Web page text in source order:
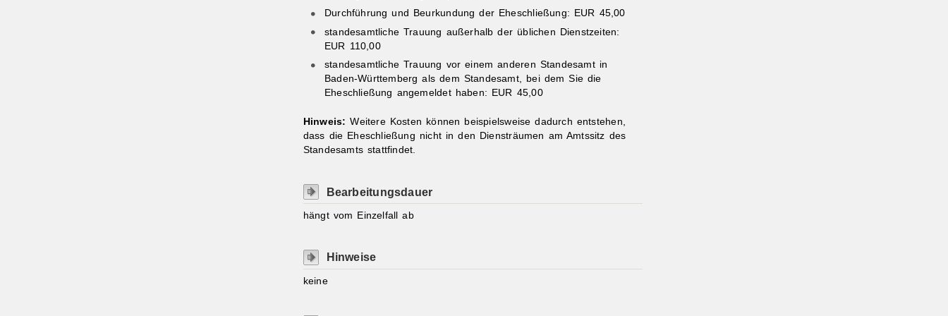
Durchführung und Beurkundung der Eheschließung: EUR 45,00
standesamtliche Trauung außerhalb der üblichen Dienstzeiten:
EUR 110,00
standesamtliche Trauung vor einem anderen Standesamt in
Baden-Württemberg als dem Standesamt, bei dem Sie die
Eheschließung angemeldet haben: EUR 45,00
Hinweis:Weitere Kosten können beispielsweise dadurch entstehen,
dass die Eheschließung nicht in den Diensträumen am Amtssitz des
Standesamts stattfindet.
Bearbeitungsdauer
hängt vom Einzelfall ab
Hinweise
keine